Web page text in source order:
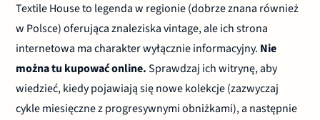
Textile House to legenda w regionie (dobrze znana również
w Polsce) oferująca znaleziska vintage, ale ich strona
internetowa ma charakter wyłącznie informacyjny. Nie
można tu kupować online.Sprawdzaj ich witrynę, aby
wiedzieć, kiedy pojawiają się nowe kolekcje (zazwyczaj
cykle miesięczne z progresywnymi obniżkami), a następnie